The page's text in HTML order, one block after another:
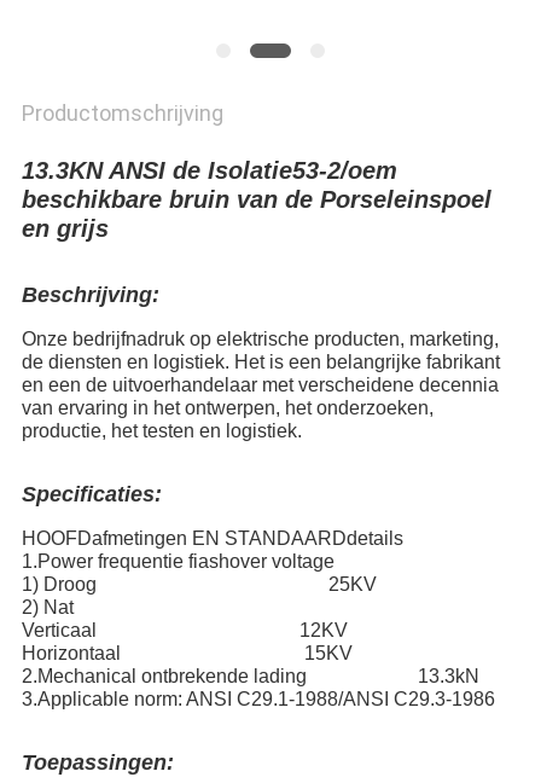
Productomschrijving
13.3KN ANSI de Isolatie53-2/oem
beschikbare bruin van de Porseleinspoel
en grijs
Beschrijving:
Onze bedrijfnadruk op elektrische producten, marketing,
de diensten en logistiek. Het is een belangrijke fabrikant
en een de uitvoerhandelaar met verscheidene decennia
van ervaring in het ontwerpen, het onderzoeken,
productie, het testen en logistiek.
Specificaties:
HOOFDafmetingen EN STANDAARDdetails
1.Power frequentie fiashover voltage
1) Droog 25KV
2) Nat
Verticaal 12KV
Horizontaal 15KV
2.Mechanical ontbrekende lading 13.3kN
3.Applicable norm: ANSI C29.1-1988/ANSI C29.3-1986
Toepassingen: